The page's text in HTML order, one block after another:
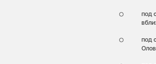
под
под